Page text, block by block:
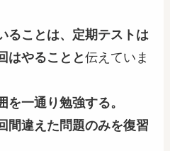
ることは、定期テストは
はやることと伝えていま
を一通り勉強する。
間違えた問題のみを復習